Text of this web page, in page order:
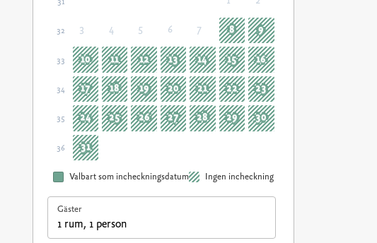
31
32 3 4 5 6 7 8 9
33 10 11 12 13 14 15 16
34 17 18 19 20 21 22 23
35 24 25 26 27 28 29 30
36 31
Valbart som incheckningsdatum Ingen incheckning
Gäster
1 rum, 1 person